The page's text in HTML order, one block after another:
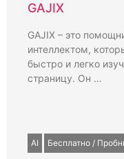
GAJIX
GAJIX – это
интеллектом,
быстро и легко
страницу. Он …
AI Бесплатно /